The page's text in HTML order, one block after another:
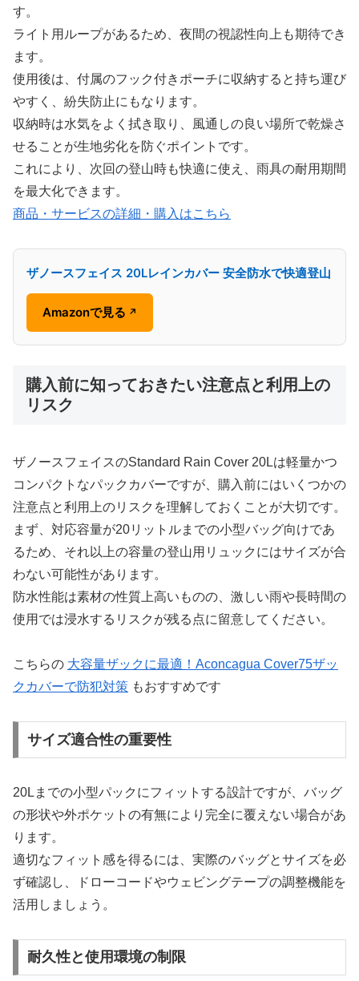
す。
ライト用ループがあるため、夜間の視認性向上も期待でき
ます。
使用後は、付属のフック付きポーチに収納すると持ち運び
やすく、紛失防止にもなります。
収納時は水気をよく拭き取り、風通しの良い場所で乾燥さ
せることが生地劣化を防ぐポイントです。
これにより、次回の登山時も快適に使え、雨具の耐用期間
を最大化できます。
商品・サービスの詳細・購入はこちら
ザノースフェイス 20Lレインカバー 安全防水で快適登山
Amazonで見る ↗
購入前に知っておきたい注意点と利用上の
リスク
ザノースフェイスのStandard Rain Cover 20Lは軽量かつ
コンパクトなパックカバーですが、購入前にはいくつかの
注意点と利用上のリスクを理解しておくことが大切です。
まず、対応容量が20リットルまでの小型バッグ向けであ
るため、それ以上の容量の登山用リュックにはサイズが合
わない可能性があります。
防水性能は素材の性質上高いものの、激しい雨や長時間の
使用では浸水するリスクが残る点に留意してください。
こちらの 大容量ザックに最適！Aconcagua Cover75ザッ
クカバーで防犯対策 もおすすめです
サイズ適合性の重要性
20Lまでの小型パックにフィットする設計ですが、バッグ
の形状や外ポケットの有無により完全に覆えない場合があ
ります。
適切なフィット感を得るには、実際のバッグとサイズを必
ず確認し、ドローコードやウェビングテープの調整機能を
活用しましょう。
耐久性と使用環境の制限